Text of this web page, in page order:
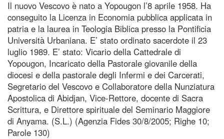
Il nuovo Vescovo è nato a Yopougon l’8 aprile 1958. Ha
conseguito la Licenza in Economia pubblica applicata in
patria e la laurea in Teologia Biblica presso la Pontificia
Università Urbaniana. E’ stato ordinato sacerdote il 23
luglio 1989. E’ stato: Vicario della Cattedrale di
Yopougon, Incaricato della Pastorale giovanile della
diocesi e della pastorale degli Infermi e dei Carcerati,
Segretario del Vescovo e Collaboratore della Nunziatura
Apostolica di Abidjan, Vice-Rettore, docente di Sacra
Scrittura, e Direttore spirituale del Seminario Maggiore
di Anyama. (S.L.) (Agenzia Fides 30/8/2005; Righe 10;
Parole 130)